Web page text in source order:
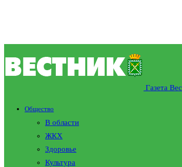
Газета
Общество
В области
ЖКХ
Здоровье
Культура